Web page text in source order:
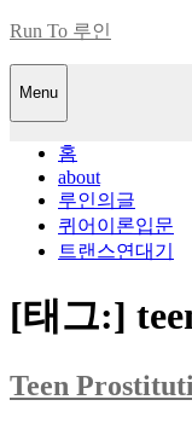
Skip
content
Run To 루인
Menu
홈
about
루인의글
퀴어이론입문
트랜스연대기
[태그:]
Teen